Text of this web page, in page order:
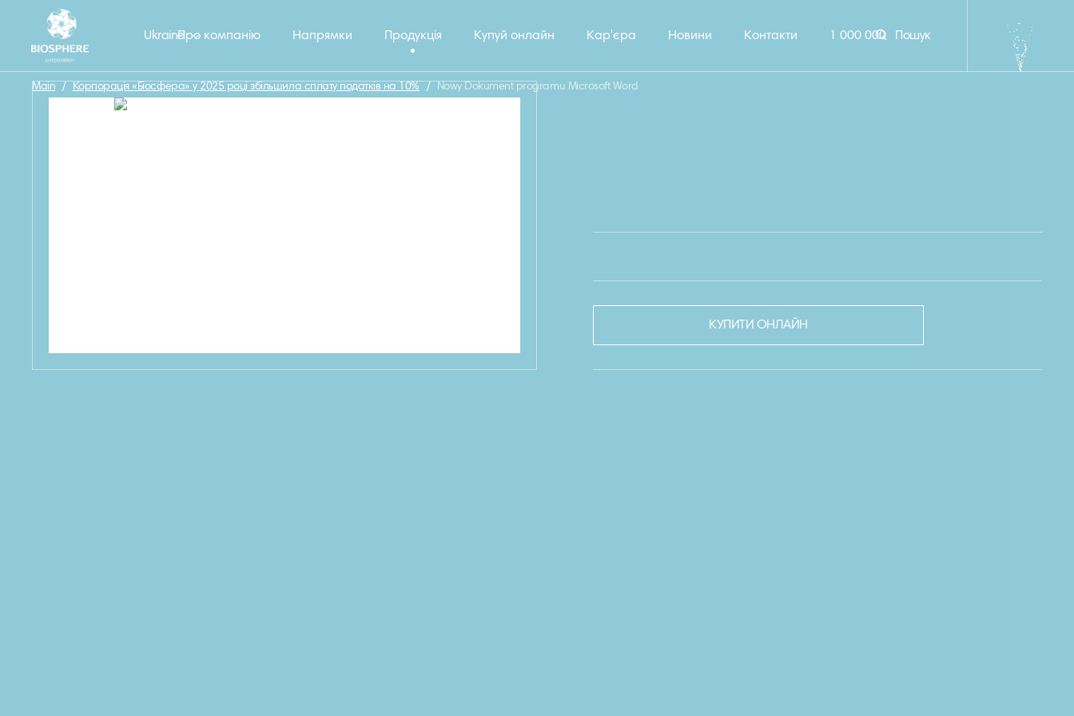
Про компанію Напрямки Продукція Купуй онлайн Кар'єра Новини Контакти 1 000 000 Пошук
Ukraine
Main / Корпорація «Біосфера» у 2025 році збільшила сплату податків на 10% / Nowy Dokument programu Microsoft Word
Назад
КУПИТИ ОНЛАЙН